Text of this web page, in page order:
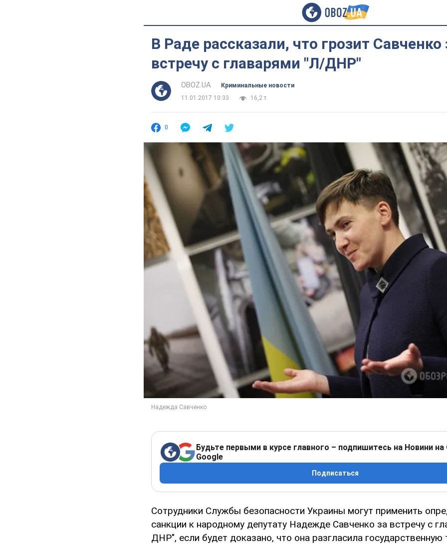
В Раде рассказали, что грозит Савченко
встречу с главарями "Л/ДНР"
OBOZ.UA
Криминальные новости
11.01.2017 10:33
16,2 т.
0
Будьте первыми в курсе главного – подпишитесь на Новини на
Google
Подписаться
Сотрудники Службы безопасности Украины могут применить
санкции к народному депутату Надежде Савченко за встречу с
ДНР", если будет доказано, что она разгласила государственную